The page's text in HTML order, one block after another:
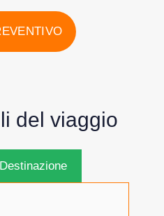
del viaggio
Destinazione